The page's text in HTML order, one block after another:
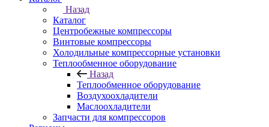
Назад
Каталог
Центробежные компрессоры
Винтовые компрессоры
Холодильные компрессорные установки
Теплообменное оборудование
Назад
Теплообменное оборудование
Воздухоохладители
Маслоохладители
Запчасти для компрессоров